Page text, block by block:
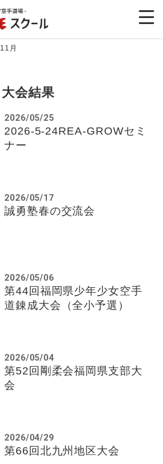
11月
大会結果
2026/05/25
2026-5-24REA-GROWセミ
ナー
2026/05/17
誠勇塾春の交流会
2026/05/06
第44回福岡県少年少女空手
道錬成大会（全小予選）
2026/05/04
第52回剛柔会福岡県支部大
会
2026/04/29
第66回北九州地区大会